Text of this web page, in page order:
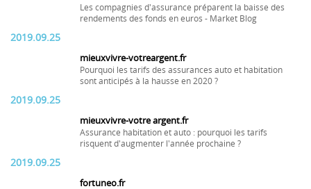
Les compagnies d'assurance préparent la baisse des
rendements des fonds en euros - Market Blog
2019.09.25
mieuxvivre-votreargent.fr
Pourquoi les tarifs des assurances auto et habitation
sont anticipés à la hausse en 2020 ?
2019.09.25
mieuxvivre-votre argent.fr
Assurance habitation et auto : pourquoi les tarifs
risquent d'augmenter l'année prochaine ?
2019.09.25
fortuneo.fr